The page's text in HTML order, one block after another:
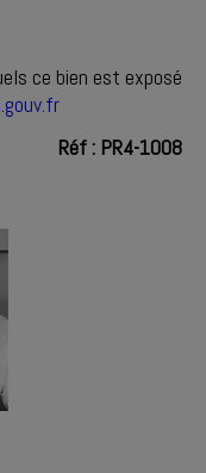
ce bien est exposé
Réf : PR4-1008